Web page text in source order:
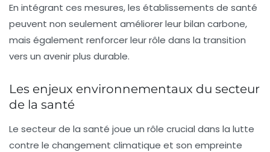
En intégrant ces mesures, les établissements de santé
peuvent non seulement améliorer leurbilan carbone,
mais également renforcer leur rôle dans la transition
vers un avenir plus durable.
Les enjeux environnementaux du secteur
de la santé
Le secteur de la santé joue un rôle crucial dans la lutte
contre le changement climatique et son empreinte